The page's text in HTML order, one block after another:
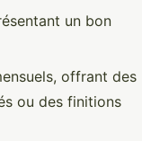
un bon
offrant des
ou des finitions